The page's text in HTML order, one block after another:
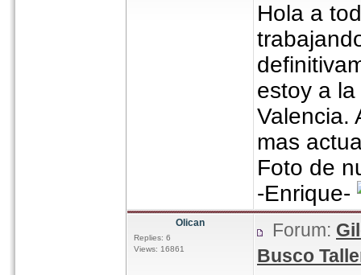
Hola a
estoy a
Valencia.
mas
Foto de
-Enrique-
Olican
Replies: 6
Views: 16861
Forum:
Busco